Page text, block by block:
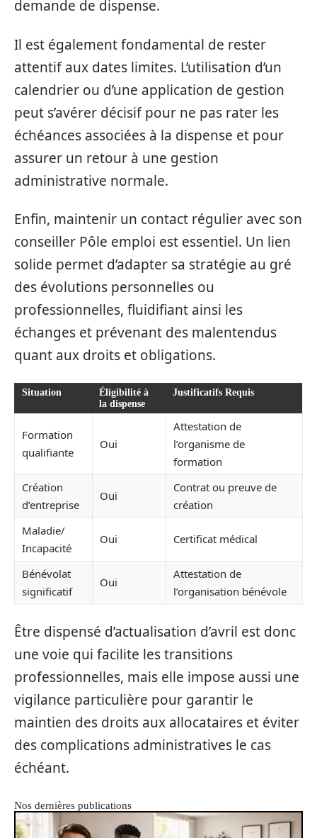
demande de dispense.
Il est également fondamental de rester
attentif aux dates limites. L’utilisation d’un
calendrier ou d’une application de gestion
peut s’avérer décisif pour ne pas rater les
échéances associées à la dispense et pour
assurer un retour à une gestion
administrative normale.
Enfin, maintenir un contact régulier avec son
conseiller Pôle emploi est essentiel. Un lien
solide permet d’adapter sa stratégie au gré
des évolutions personnelles ou
professionnelles, fluidifiant ainsi les
échanges et prévenant des malentendus
quant aux droits et obligations.
Situation
Éligibilité à
la dispense
Justificatifs Requis
Formation
qualifiante
Oui
Attestation de
l’organisme de
formation
Création
d’entreprise
Oui
Contrat ou preuve de
création
Maladie/
Incapacité
Oui Certificat médical
Bénévolat
significatif
Oui
Attestation de
l’organisation bénévole
Être dispensé d’actualisation d’avril est donc
une voie qui facilite les transitions
professionnelles, mais elle impose aussi une
vigilance particulière pour garantir le
maintien des droits aux allocataires et éviter
des complications administratives le cas
échéant.
Nos dernières publications